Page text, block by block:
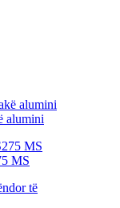
alumini
MS